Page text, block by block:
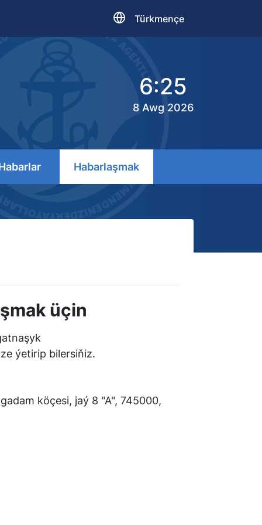
Türkmençe
6:25
8 Awg 2026
Habarlaşmak
üçin
ýetirip bilersiňiz.
köçesi, jaý 8 "A", 745000,